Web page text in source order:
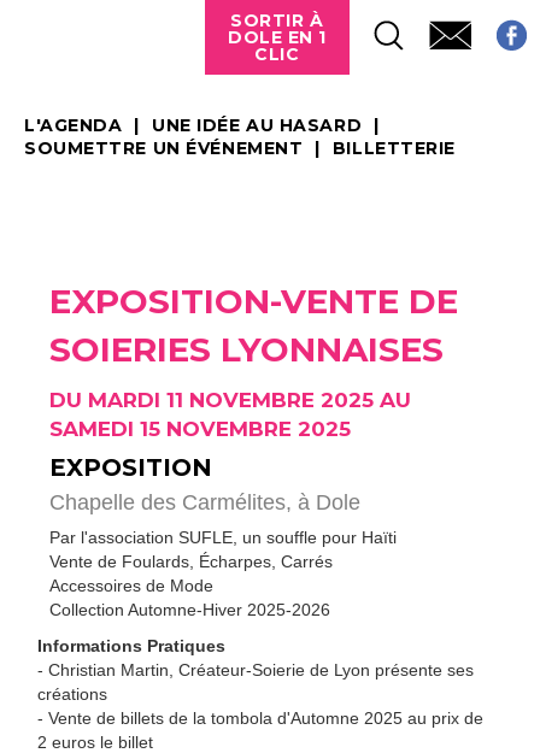
SORTIR À
DOLE EN 1
CLIC
L'AGENDA
UNE IDÉE AU HASARD
SOUMETTRE UN ÉVÉNEMENT
BILLETTERIE
EXPOSITION-VENTE DE
SOIERIES LYONNAISES
DU MARDI 11 NOVEMBRE 2025 AU
SAMEDI 15 NOVEMBRE 2025
EXPOSITION
Chapelle des Carmélites, à Dole
Par l'association SUFLE, un souffle pour Haïti
Vente de Foulards, Écharpes, Carrés
Accessoires de Mode
Collection Automne-Hiver 2025-2026
Informations Pratiques
- Christian Martin, Créateur-Soierie de Lyon présente ses
créations
- Vente de billets de la tombola d'Automne 2025 au prix de
2 euros le billet